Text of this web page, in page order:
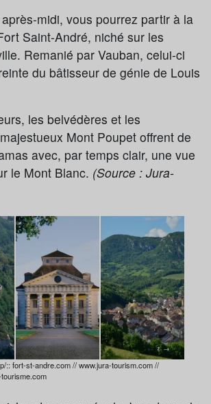
après-midi, vous pourrez partir à la
Saint-André, niché sur les
Remanié par Vauban, celui-ci
du bâtisseur de génie de Louis
les belvédères et les
Mont Poupet offrent de
avec, par temps clair, une vue
le Mont Blanc. (Source : Jura-
:: fort-st-andre.com // www.jura-tourism.com //